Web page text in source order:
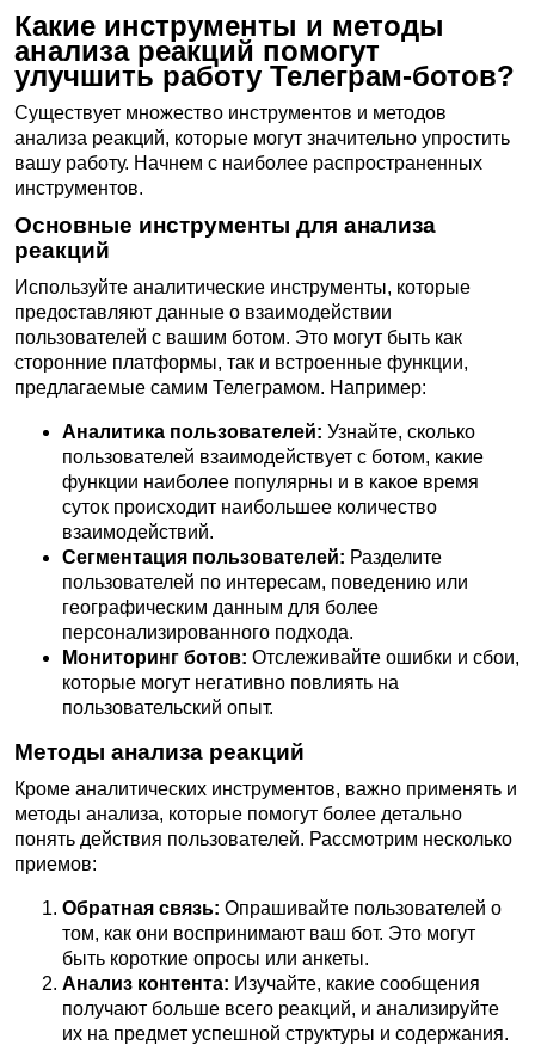
Какие инструменты и методы
анализа реакций помогут
улучшить работу Телеграм-ботов?
Существует множество инструментов и методов
анализа реакций, которые могут значительно упростить
вашу работу. Начнем с наиболее распространенных
инструментов.
Основные инструменты для анализа
реакций
Используйте аналитические инструменты, которые
предоставляют данные о взаимодействии
пользователей с вашим ботом. Это могут быть как
сторонние платформы, так и встроенные функции,
предлагаемые самим Телеграмом. Например:
Аналитика пользователей: Узнайте, сколько
пользователей взаимодействует с ботом, какие
функции наиболее популярны и в какое время
суток происходит наибольшее количество
взаимодействий.
Сегментация пользователей: Разделите
пользователей по интересам, поведению или
географическим данным для более
персонализированного подхода.
Мониторинг ботов: Отслеживайте ошибки и сбои,
которые могут негативно повлиять на
пользовательский опыт.
Методы анализа реакций
Кроме аналитических инструментов, важно применять и
методы анализа, которые помогут более детально
понять действия пользователей. Рассмотрим несколько
приемов:
Обратная связь: Опрашивайте пользователей о
том, как они воспринимают ваш бот. Это могут
быть короткие опросы или анкеты.
Анализ контента: Изучайте, какие сообщения
получают больше всего реакций, и анализируйте
их на предмет успешной структуры и содержания.